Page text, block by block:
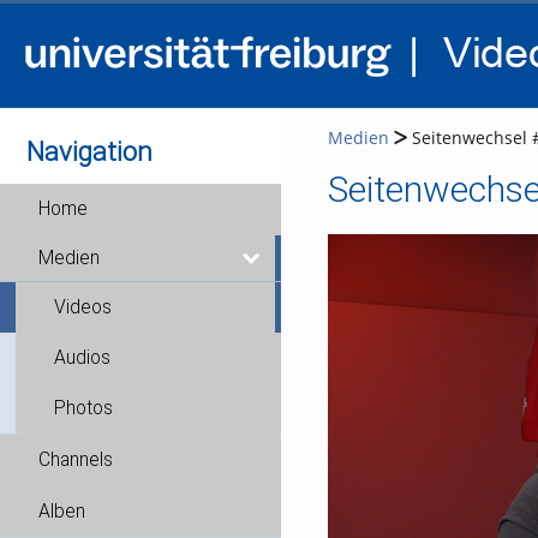
Navigation
Home
Medien
Videos
Audios
Photos
Channels
Alben
Medien Seitenwechsel